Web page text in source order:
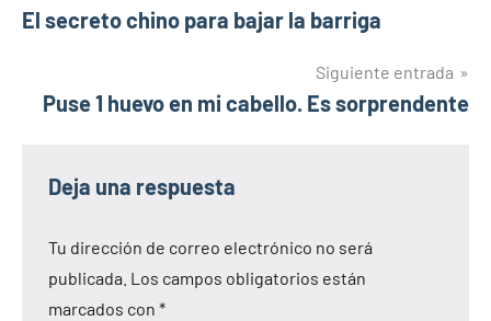
de
El secreto chino para bajar la barriga
Siguiente entrada
Puse 1 huevo en mi cabello. Es sorprendente
Deja una respuesta
Tu dirección de correo electrónico no será
publicada. Los campos obligatorios están
marcados con *